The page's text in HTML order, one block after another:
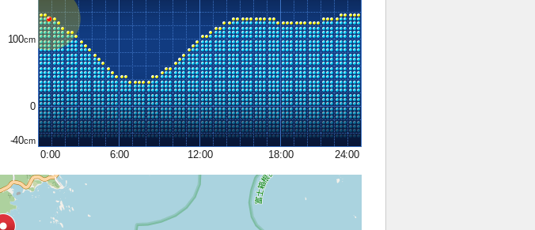
100
0
-40
0:00
6:00 12:00 18:00 24:00